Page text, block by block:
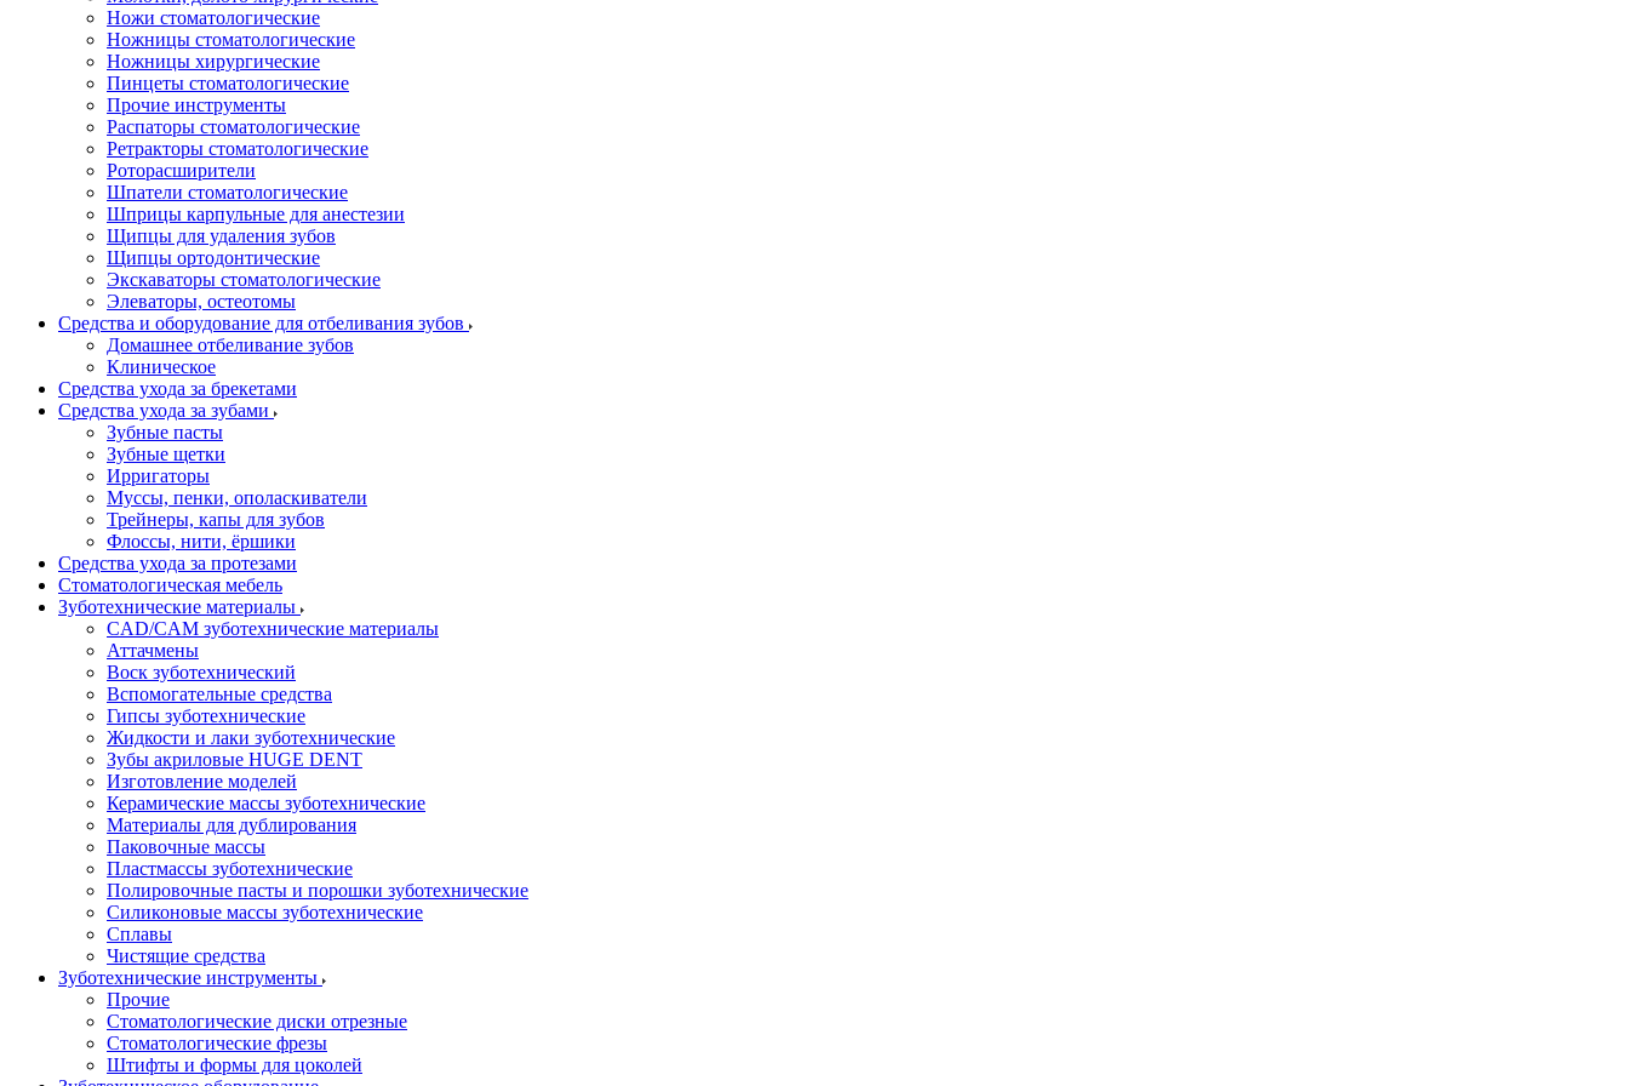
Ножи стоматологические
Ножницы стоматологические
Ножницы хирургические
Пинцеты стоматологические
Прочие инструменты
Распаторы стоматологические
Ретракторы стоматологические
Роторасширители
Шпатели стоматологические
Шприцы карпульные для анестезии
Щипцы для удаления зубов
Щипцы ортодонтические
Экскаваторы стоматологические
Элеваторы, остеотомы
Средства и оборудование для отбеливания зубов
Домашнее отбеливание зубов
Клиническое
Средства ухода за брекетами
Средства ухода за зубами
Зубные пасты
Зубные щетки
Ирригаторы
Муссы, пенки, ополаскиватели
Трейнеры, капы для зубов
Флоссы, нити, ёршики
Средства ухода за протезами
Стоматологическая мебель
Зуботехнические материалы
CAD/CAM зуботехнические материалы
Аттачмены
Воск зуботехнический
Вспомогательные средства
Гипсы зуботехнические
Жидкости и лаки зуботехнические
Зубы акриловые HUGE DENT
Изготовление моделей
Керамические массы зуботехнические
Материалы для дублирования
Паковочные массы
Пластмассы зуботехнические
Полировочные пасты и порошки зуботехнические
Силиконовые массы зуботехнические
Сплавы
Чистящие средства
Зуботехнические инструменты
Прочие
Стоматологические диски отрезные
Стоматологические фрезы
Штифты и формы для цоколей